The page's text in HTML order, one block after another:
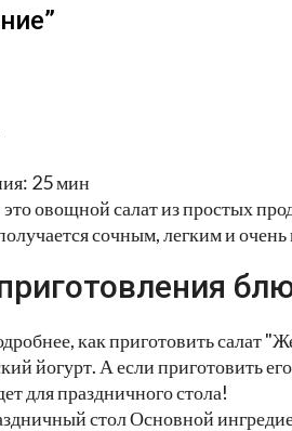
25 мин
овощной салат из простых
сочным, легким и
как приготовить салат
йогурт. А если приготовить
для праздничного стола!
стол Основной